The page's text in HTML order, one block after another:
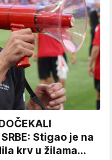
Stigao je na
krv u žilama...